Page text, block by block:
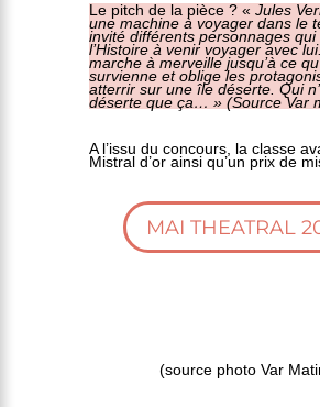
Le pitch de la pièce ? « Jules
une machine à voyager dans le
invité différents personnages qui
l’Histoire à venir voyager avec
marche à merveille jusqu’à ce
survienne et oblige les
atterrir sur une île déserte. Qui
déserte que ça… » (Source Var
A l’issu du concours, la classe
Mistral d’or ainsi qu’un prix de
MAI THEATRAL
(source photo Var